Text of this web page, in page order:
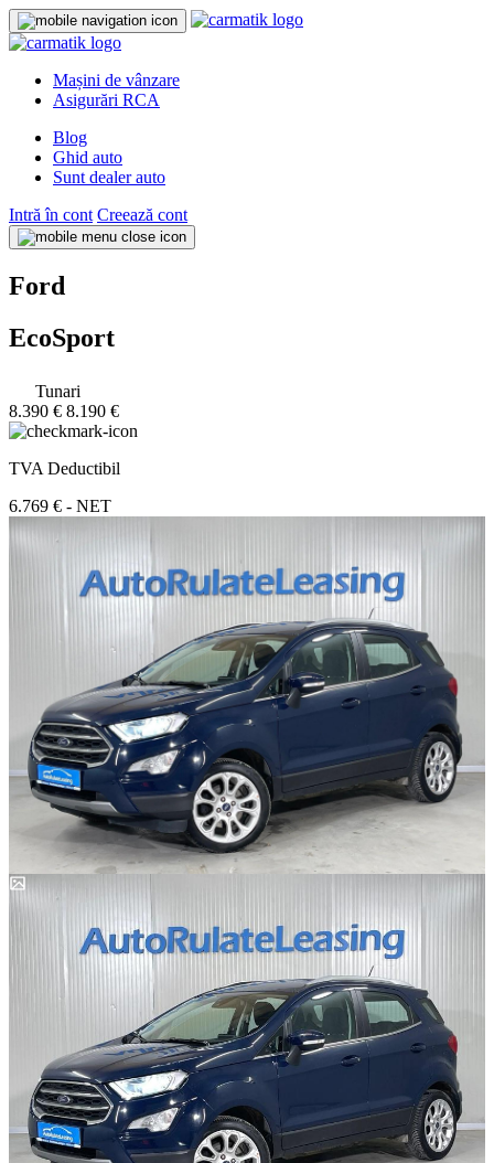
Mașini de vânzare
Asigurări RCA
Blog
Ghid auto
Sunt dealer auto
Intră în cont Creează cont
Ford
EcoSport
Tunari
8.390 € 8.190 €
TVA Deductibil
6.769 € - NET